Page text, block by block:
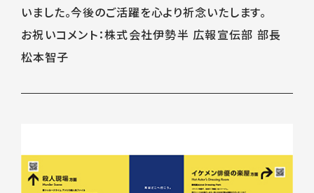
いました。今後のご活躍を心より祈念いたします。
お祝いコメント：株式会社伊勢半 広報宣伝部 部長
松本智子